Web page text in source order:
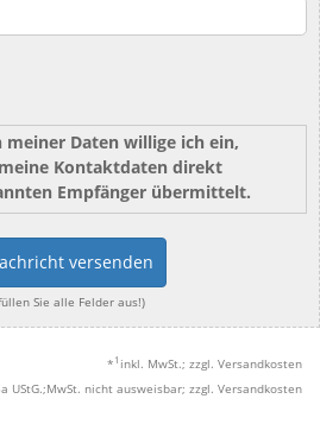
meiner Daten willige ich ein,
Kontaktdaten direkt
Empfänger übermittelt.
versenden
Sie alle Felder aus!)
* 1 inkl. MwSt.; zzgl. Versandkosten
UStG.;MwSt. nicht ausweisbar; zzgl. Versandkosten